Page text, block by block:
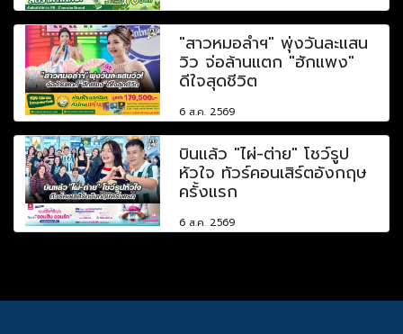
"สาวหมอลำฯ" พุ่งวันละแสน
วิว จ่อล้านแตก "ฮักแพง"
ดีใจสุดชีวิต
6 ส.ค. 2569
บินแล้ว "ไผ่-ต่าย" โชว์รูป
หัวใจ ทัวร์คอนเสิร์ตอังกฤษ
ครั้งแรก
6 ส.ค. 2569